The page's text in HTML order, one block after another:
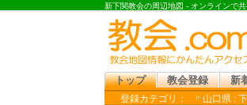
新下関教会の周辺地図 - オンラインで共
トップ 教会登録 新
登録カテゴリ：
山口県 :